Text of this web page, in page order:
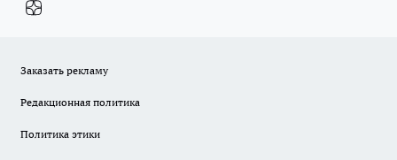
Заказать рекламу
Редакционная политика
Политика этики